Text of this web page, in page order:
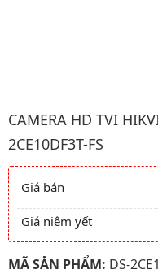
Hình ảnh đại diện của sản
CAMERA HD TVI
2CE10DF3T-FS
Giá và
Giá bán
Giá niêm yết
MÃ SẢN PHẨM: DS-